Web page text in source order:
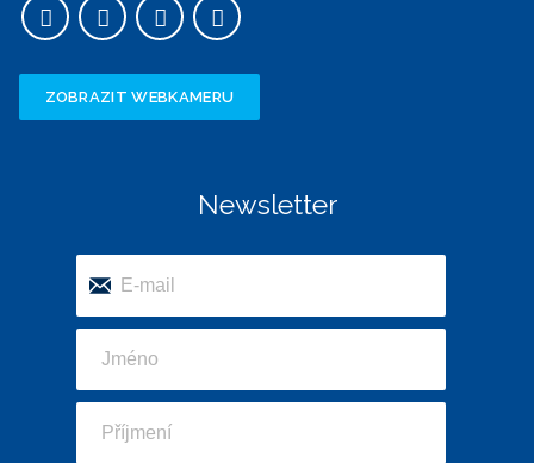
ZOBRAZIT WEBKAMERU
Newsletter